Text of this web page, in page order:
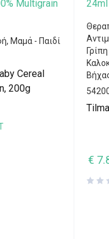
, Μαμά - Παιδί
Cereal
200g
€